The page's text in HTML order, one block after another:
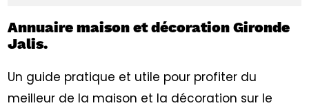
Annuaire maison et décoration Gironde
Jalis.
Un guide pratique et utile pour profiter du
meilleur de la maison et la décoration sur le